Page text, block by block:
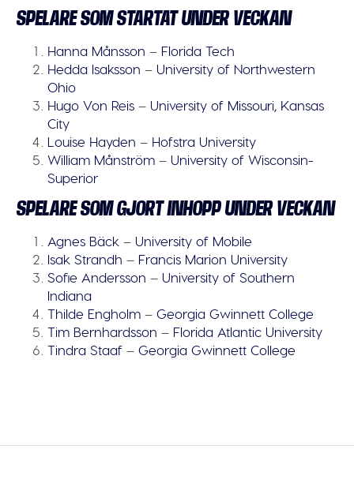
SPELARE SOM STARTAT UNDER VECKAN
Hanna Månsson – Florida Tech
Hedda Isaksson – University of Northwestern
Ohio
Hugo Von Reis– University of Missouri, Kansas
City
Louise Hayden – Hofstra University
William Månström – University of Wisconsin-
Superior
SPELARE SOM GJORT INHOPP UNDER VECKAN
Agnes Bäck – University of Mobile
Isak Strandh – Francis Marion University
Sofie Andersson – University of Southern
Indiana
Thilde Engholm –Georgia Gwinnett College
Tim Bernhardsson – Florida Atlantic University
Tindra Staaf –Georgia Gwinnett College